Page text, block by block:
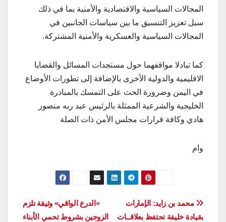
المجالات السياسية والاقتصادية والأمنية بما في ذلك
سبل تعزيز التنسيق ما بين سياسات الجانبين في
المجالات السياسية والعسكرية والأمنية المشتركة.
كما تبادلا مواقفهما حول مستجدات المسائل والقضايا
الاقليمية والدولية الأخرى بالإضافة إلى تطورات الأوضاع
في اليمن وضرورة الحث على التمسك بالمبادرة
الخليجية والشرعية الممثلة بالرئيس عبد ربه منصور
هادي وكافة قرارات مجلس الأمن ذات الصلة
وام
تصفّح
«الدرع الواقي» وثيقة تلزم
الزوجين بشروط تحمي الأبناء
محمد بن زايد: الإمارات
بقيادة خليفة تحتفظ بعلاقــات